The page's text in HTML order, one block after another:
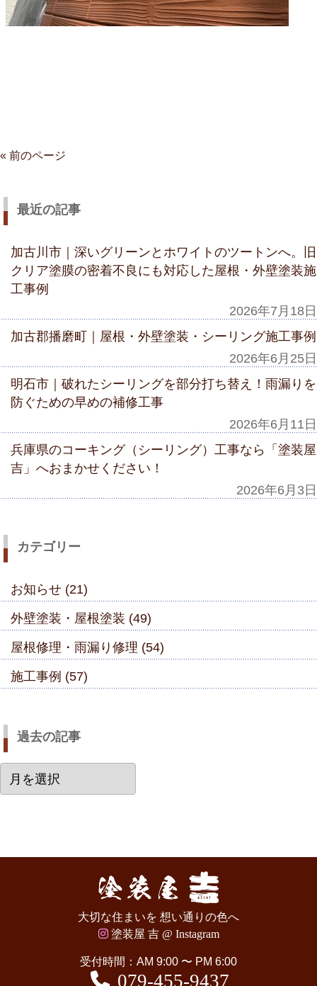
« 前のページ
最近の記事
加古川市｜深いグリーンとホワイトのツートンへ。旧
クリア塗膜の密着不良にも対応した屋根・外壁塗装施
工事例
2026年7月18日
加古郡播磨町｜屋根・外壁塗装・シーリング施工事例
2026年6月25日
明石市｜破れたシーリングを部分打ち替え！雨漏りを
防ぐための早めの補修工事
2026年6月11日
兵庫県のコーキング（シーリング）工事なら「塗装屋
吉」へおまかせください！
2026年6月3日
カテゴリー
お知らせ (21)
外壁塗装・屋根塗装 (49)
屋根修理・雨漏り修理 (54)
施工事例 (57)
過去の記事
去
大切な住まいを 想い通りの色へ
塗装屋 吉 @ Instagram
受付時間：AM 9:00 〜 PM 6:00
079-455-9437